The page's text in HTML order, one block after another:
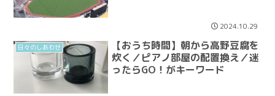
2024.10.29
日々のしあわせ
【おうち時間】朝から高野豆腐を
炊く／ピアノ部屋の配置換え／迷
ったらGO！がキーワード